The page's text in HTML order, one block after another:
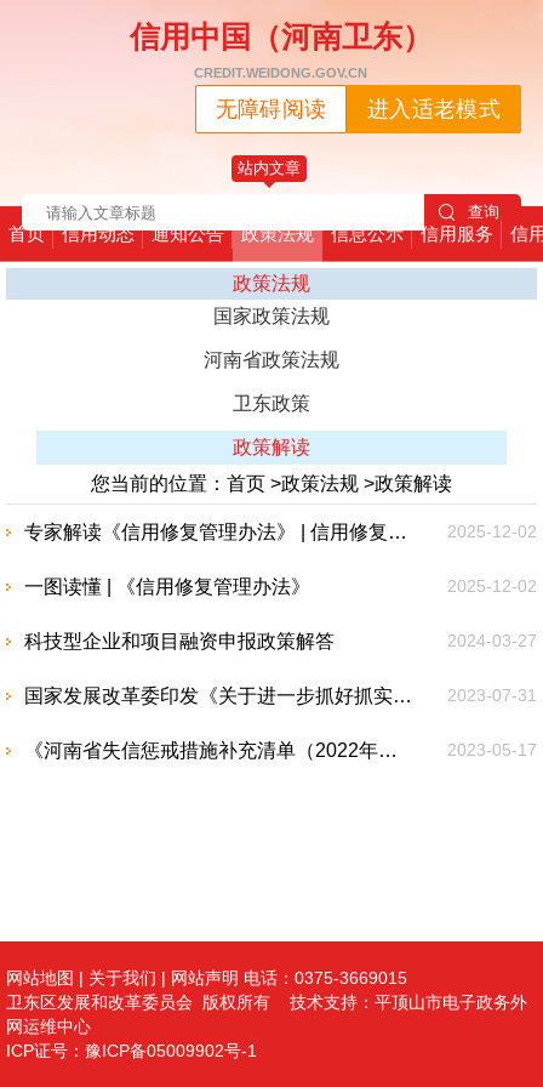
信用中国（河南卫东）
CREDIT.WEIDONG.GOV.CN
进入适老模式
无障碍阅读
站内文章
首页 信用动态 通知公告 政策法规 信息公示 信用服务 信
政策法规
国家政策法规
河南省政策法规
卫东政策
政策解读
您当前的位置： 首页 >政策法规 >政策解读
专家解读《信用修复管理办法》 | 信用修复制度建设的重要里程碑 2025-12-02
一图读懂 | 《信用修复管理办法》 2025-12-02
科技型企业和项目融资申报政策解答 2024-03-27
国家发展改革委印发《关于进一步抓好抓实促进民间投资工作努力调动民间投资积极性的通知》 2023-07-31
《河南省失信惩戒措施补充清单（2022年版）》政策解读 2023-05-17
网站地图 | 关于我们 | 网站声明 电话：0375-3669015
卫东区发展和改革委员会 版权所有 技术支持：平顶山市电子政务外
网运维中心
ICP证号：豫ICP备05009902号-1